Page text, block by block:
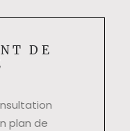
DE
plan de